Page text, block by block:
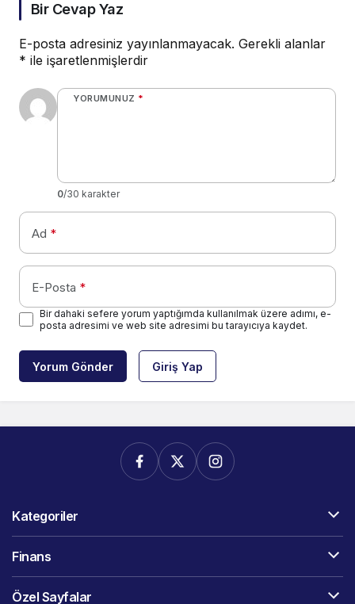
Bir Cevap Yaz
E-posta adresiniz yayınlanmayacak. Gerekli alanlar
* ile işaretlenmişlerdir
YORUMUNUZ *
0/30 karakter
Ad *
E-Posta *
Bir dahaki sefere yorum yaptığımda kullanılmak üzere adımı, e-
posta adresimi ve web site adresimi bu tarayıcıya kaydet.
Yorum Gönder Giriş Yap
Kategoriler
Finans
Özel Sayfalar